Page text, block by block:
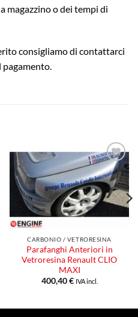
magazzino o dei tempi di
consigliamo di contattarci
pagamento.
Aggiungi
alla lista
dei
desideri
CARBONIO / VETRORESINA
Parafanghi Anteriori in
Vetroresina Renault CLIO
MAXI
400,40€ IVA incl.